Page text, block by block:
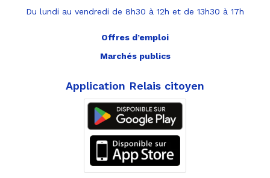
Du lundi au vendredi de 8h30 à 12h et de 13h30 à 17h
Offres d’emploi
Marchés publics
Application Relais citoyen